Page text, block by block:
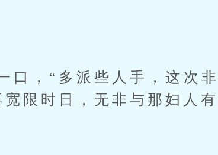
，“多派些人手，这次非
限时日，无非与那妇人